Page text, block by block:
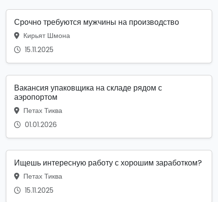
Срочно требуются мужчины на производство
Кирьят Шмона
15.11.2025
Вакансия упаковщика на складе рядом с
аэропортом
Петах Тиква
01.01.2026
Ищешь интересную работу с хорошим заработком?
Петах Тиква
15.11.2025